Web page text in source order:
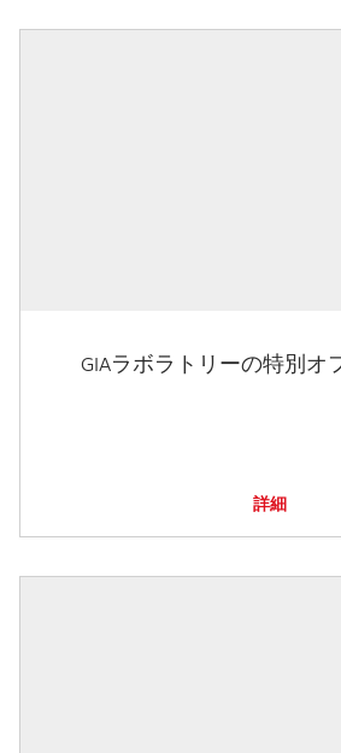
GIAラボラトリーの特別オ
詳細